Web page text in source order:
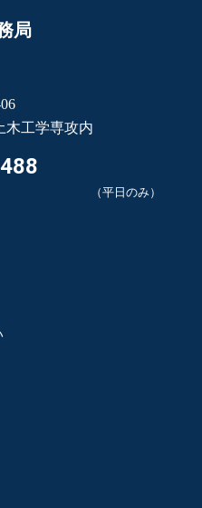
局
木工学専攻内
（平日のみ）